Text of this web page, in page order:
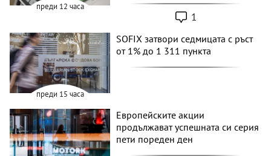
преди 12 часа
1
преди 15 часа
SOFIX затвори седмицата с ръст
от 1% до 1 311 пункта
Европейските акции
продължават успешната си серия
пети пореден ден